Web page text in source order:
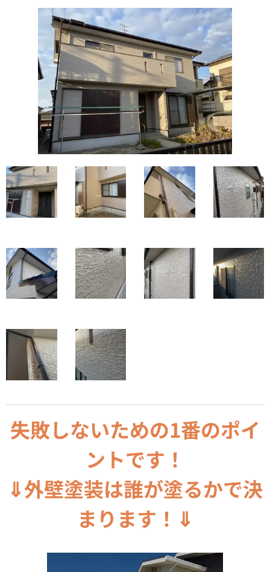
失敗しないための1番のポイ
ントです！
⇓外壁塗装は誰が塗るかで決
まります！⇓